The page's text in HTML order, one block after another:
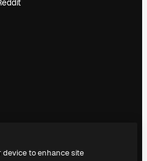
device to enhance site